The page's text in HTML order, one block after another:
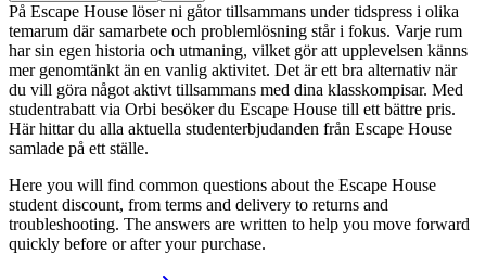
På Escape House löser ni gåtor tillsammans under tidspress i olika
temarum där samarbete och problemlösning står i fokus. Varje rum
har sin egen historia och utmaning, vilket gör att upplevelsen känns
mer genomtänkt än en vanlig aktivitet. Det är ett bra alternativ när
du vill göra något aktivt tillsammans med dina klasskompisar. Med
studentrabatt via Orbi besöker du Escape House till ett bättre pris.
Här hittar du alla aktuella studenterbjudanden från Escape House
samlade på ett ställe.
Here you will find common questions about the Escape House
student discount, from terms and delivery to returns and
troubleshooting. The answers are written to help you move forward
quickly before or after your purchase.